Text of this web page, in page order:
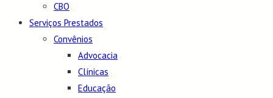
CBO
Serviços Prestados
Convênios
Advocacia
Clínicas
Educação